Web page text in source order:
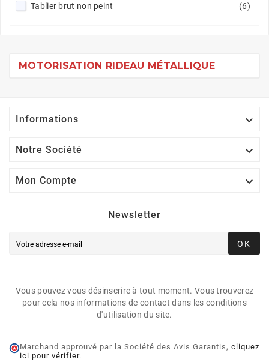
Tablier brut non peint
(6)
MOTORISATION RIDEAU MÉTALLIQUE
Informations 
Notre Société 
Mon Compte 
Newsletter
OK
Vous pouvez vous désinscrire à tout moment. Vous trouverez
pour cela nos informations de contact dans les conditions
d'utilisation du site.
Marchand approuvé par la Société des Avis Garantis, cliquez
ici pour vérifier.